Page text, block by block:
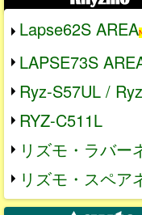
Lapse62S AREA
LAPSE73S
Ryz-S57UL /
RYZ-C511L
リズモ・ラバー
リズモ・スペア